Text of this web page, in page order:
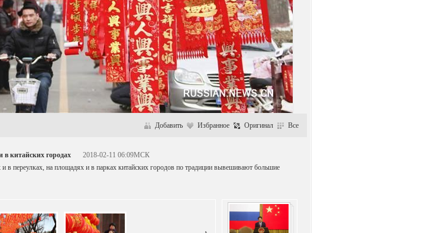
Добавить Избранное Оригинал Все
китайских городах
2018-02-11 06:09МСК
переулках, на площадях и в парках китайских городов по традиции вывешивают большие